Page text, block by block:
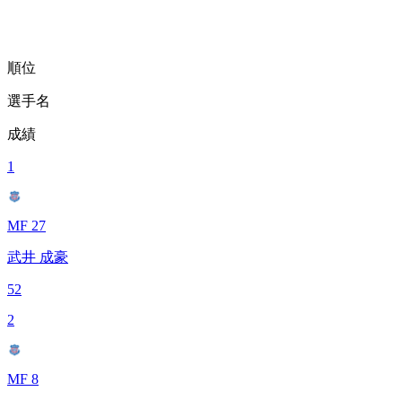
順位
選手名
成績
1
MF 27
武井 成豪
52
2
MF 8